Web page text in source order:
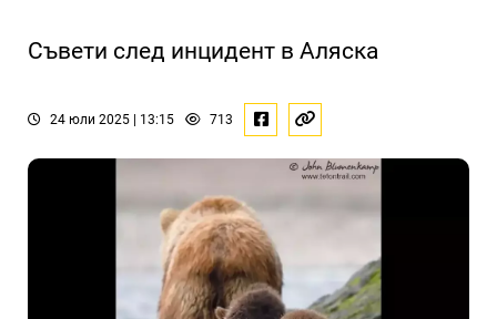
Съвети след инцидент в Аляска
24 юли 2025 | 13:15 713